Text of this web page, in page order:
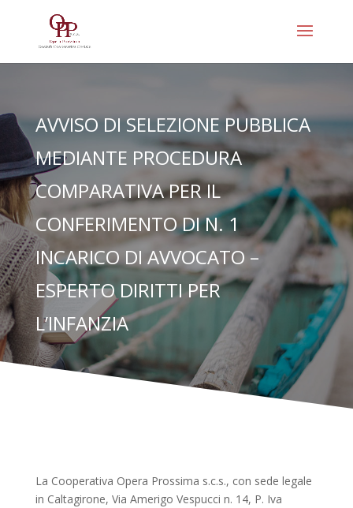
AVVISO DI SELEZIONE PUBBLICA
MEDIANTE PROCEDURA
COMPARATIVA PER IL
CONFERIMENTO DI N. 1
INCARICO DI AVVOCATO –
ESPERTO DIRITTI PER
L’INFANZIA
La Cooperativa Opera Prossima s.c.s., con sede legale
in Caltagirone, Via Amerigo Vespucci n. 14, P. Iva